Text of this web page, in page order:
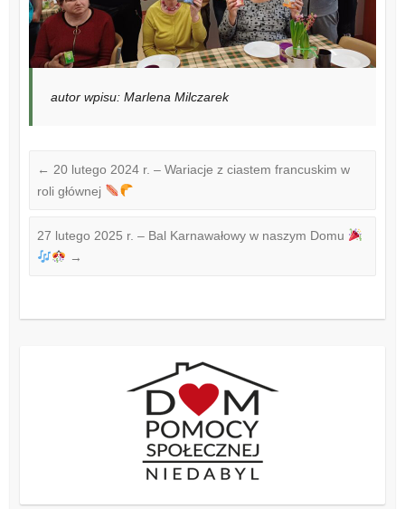
autor wpisu: Marlena Milczarek
← 20 lutego 2024 r. – Wariacje z ciastem francuskim w
roli głównej
27 lutego 2025 r. – Bal Karnawałowy w naszym Domu
→